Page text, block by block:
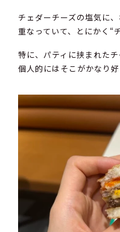
チェダーチーズの塩気に
重なっていて、とにかく“
特に、パティに挟まれた
個人的にはそこがかなり好